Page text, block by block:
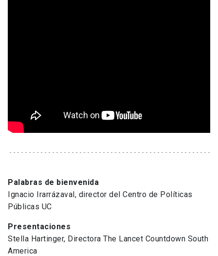
Palabras de bienvenida
Ignacio Irarrázaval, director del Centro de Políticas
Públicas UC
Presentaciones
Stella Hartinger, Directora The Lancet Countdown South
America